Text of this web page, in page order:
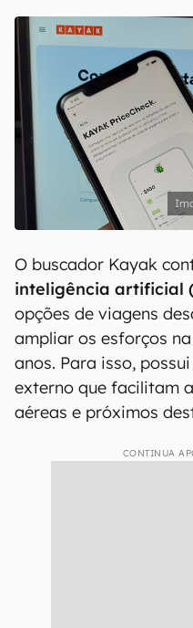
O buscador Kayak
inteligência artificial
opções de viagens
ampliar os esforços
anos. Para isso,
externo que facilitam
aéreas e próximos
CONTINUA